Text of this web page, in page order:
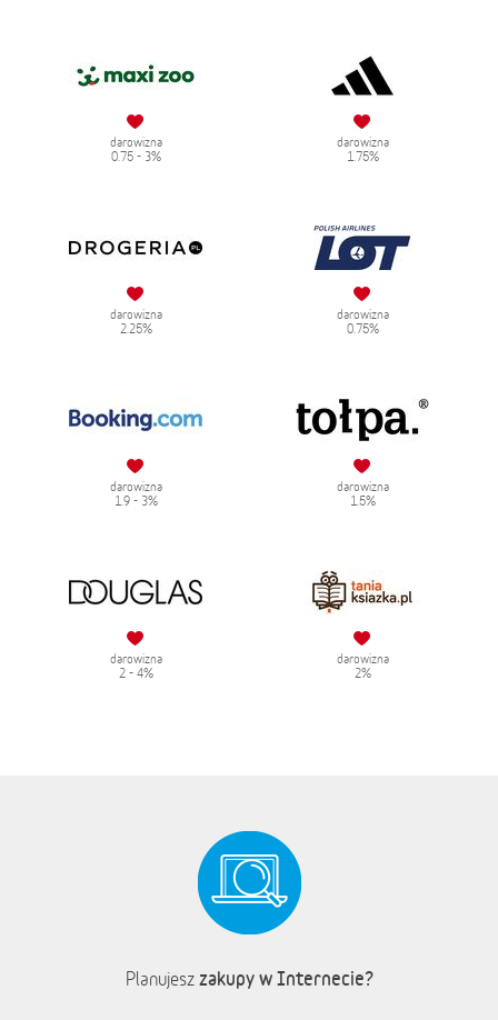
darowizna
0.75 - 3%
darowizna
1.75%
darowizna
2.25%
darowizna
0.75%
darowizna
1.9 - 3%
darowizna
1.5%
darowizna
2 - 4%
darowizna
2%
Planujesz zakupy w Internecie?